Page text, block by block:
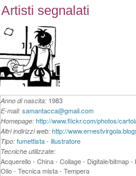
Artisti segnalati
Anno di nascita: 1983
E-mail: samantacca@gmail.com
Homepage: http://www.flickr.com/photos/
Altri indirizzi web: http://
Tipo: fumettista- illustratore
Tecniche utilizzate:
Acquerello - China - Collage - Digitale/bitmap
Olio - Tecnica mista - Tempera